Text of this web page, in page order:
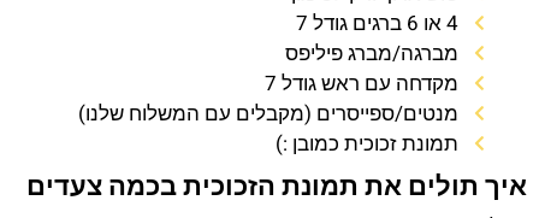
4 או 6 ברגים גודל 7
מברגה/מברג פיליפס
מקדחה עם ראש גודל 7
מנטים/ספייסרים (מקבלים עם המשלוח שלנו)
תמונת זכוכית כמובן :)
איך תולים את תמונת הזכוכית בכמה צעדים